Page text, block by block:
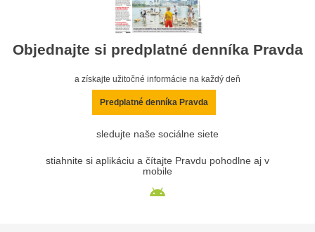
Objednajte si predplatné denníka Pravda
a získajte užitočné informácie na každý deň
Predplatné denníka Pravda
sledujte naše sociálne siete
stiahnite si aplikáciu a čítajte Pravdu pohodlne aj v
mobile